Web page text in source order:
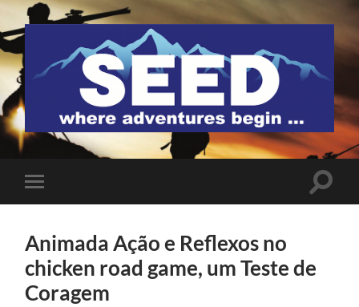
SEED
モ
バ
メ
ニ
ュ
ー
を
検
Animada Ação e Reflexos no
chicken road game, um Teste de
Coragem